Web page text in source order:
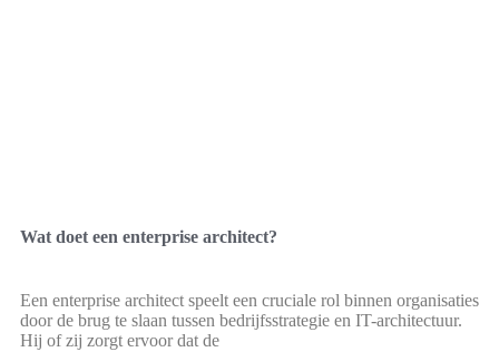
Wat doet een enterprise architect?
Een enterprise architect speelt een cruciale rol binnen organisaties
door de brug te slaan tussen bedrijfsstrategie en IT-architectuur.
Hij of zij zorgt ervoor dat de